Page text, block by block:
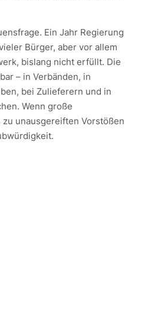
Ein Jahr Regierung
Bürger, aber vor allem
bislang nicht erfüllt. Die
– in Verbänden, in
bei Zulieferern und in
Wenn große
unausgereiften Vorstößen